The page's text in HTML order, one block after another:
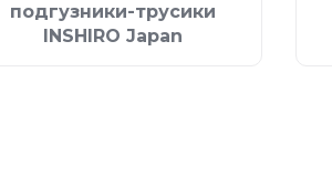
подгузники-трусики
INSHIRO Japan